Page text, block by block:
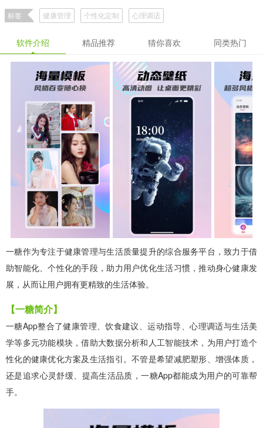
标签 健康管理 个性化定制 心理调适
软件介绍 精品推荐 猜你喜欢 同类热门
一糖作为专注于健康管理与生活质量提升的综合服务平台，致力于借
助智能化、个性化的手段，助力用户优化生活习惯，推动身心健康发
展，从而让用户拥有更精致的生活体验。
【一糖简介】
一糖App整合了健康管理、饮食建议、运动指导、心理调适与生活美
学等多元功能模块，借助大数据分析和人工智能技术，为用户打造个
性化的健康优化方案及生活指引。不管是希望减肥塑形、增强体质，
还是追求心灵舒缓、提高生活品质，一糖App都能成为用户的可靠帮
手。